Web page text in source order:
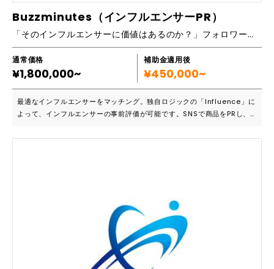
Buzzminutes（インフルエンサーPR）
「そのインフルエンサーに価値はあるのか？」フォロワーの「質」を最大限に追及します。
通常価格
¥1,800,000~
補助金適用後
¥450,000~
最適なインフルエンサーをマッチング。独自ロジックの「Influence」に
よって、インフルエンサーの事前評価が可能です。SNSで商品をPRし、
たい」と思わせて購買につなげたい ・PRしたい商品に合った本当に効果
・エンゲージメント率 ・拡散力（リーチ力） など